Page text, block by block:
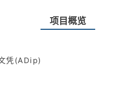
项目概览
凭(ADip)